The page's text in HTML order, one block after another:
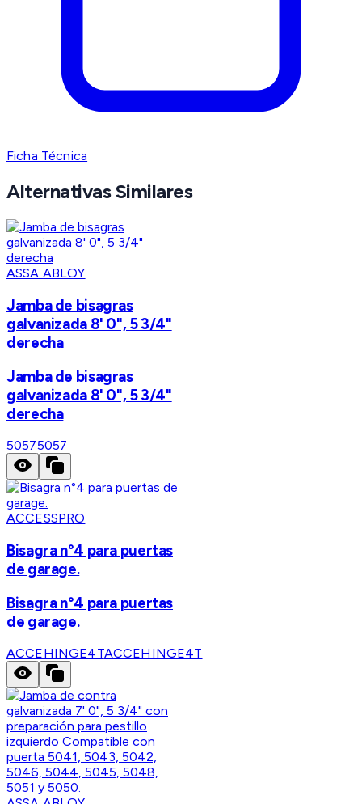
Ficha Técnica
Alternativas Similares
ASSA ABLOY
Jamba de bisagras
galvanizada 8' 0", 5 3/4"
derecha
Jamba de bisagras
galvanizada 8' 0", 5 3/4"
derecha
50575057
ACCESSPRO
Bisagra n°4 para puertas
de garage.
Bisagra n°4 para puertas
de garage.
ACCEHINGE4TACCEHINGE4T